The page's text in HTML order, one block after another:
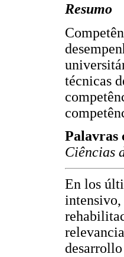
Resumo
técnicas
Palavras
Ciências
En los
intensivo,